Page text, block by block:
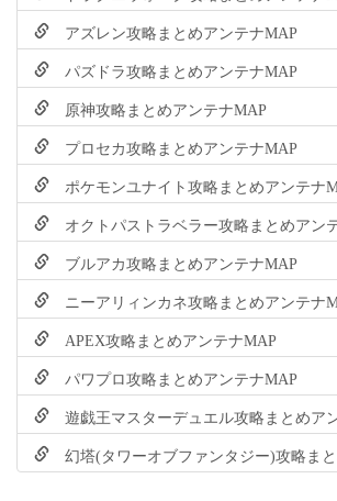
アズレン攻略まとめアンテナMAP
パズドラ攻略まとめアンテナMAP
原神攻略まとめアンテナMAP
プロセカ攻略まとめアンテナMAP
ポケモンユナイト攻略まとめアンテナ
オクトパストラベラー攻略まとめアン
ブルアカ攻略まとめアンテナMAP
ニーアリィンカネ攻略まとめアンテナ
APEX攻略まとめアンテナMAP
パワプロ攻略まとめアンテナMAP
遊戯王マスターデュエル攻略まとめア
幻塔(タワーオブファンタジー)攻略ま